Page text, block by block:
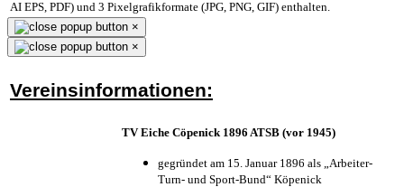
AI EPS, PDF) und 3 Pixelgrafikformate (JPG, PNG, GIF) enthalten.
×
×
Vereinsinformationen:
TV Eiche Cöpenick 1896 ATSB (vor 1945)
gegründet am 15. Januar 1896 als „Arbeiter-
Turn- und Sport-Bund“ Köpenick